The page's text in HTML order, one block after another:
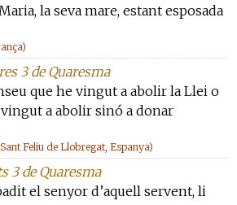
la seva mare, estant esposada
3 de Quaresma
que he vingut a abolir la Llei o
a abolir sinó a donar
Feliu de Llobregat, Espanya)
3 de Quaresma
el senyor d’aquell servent, li